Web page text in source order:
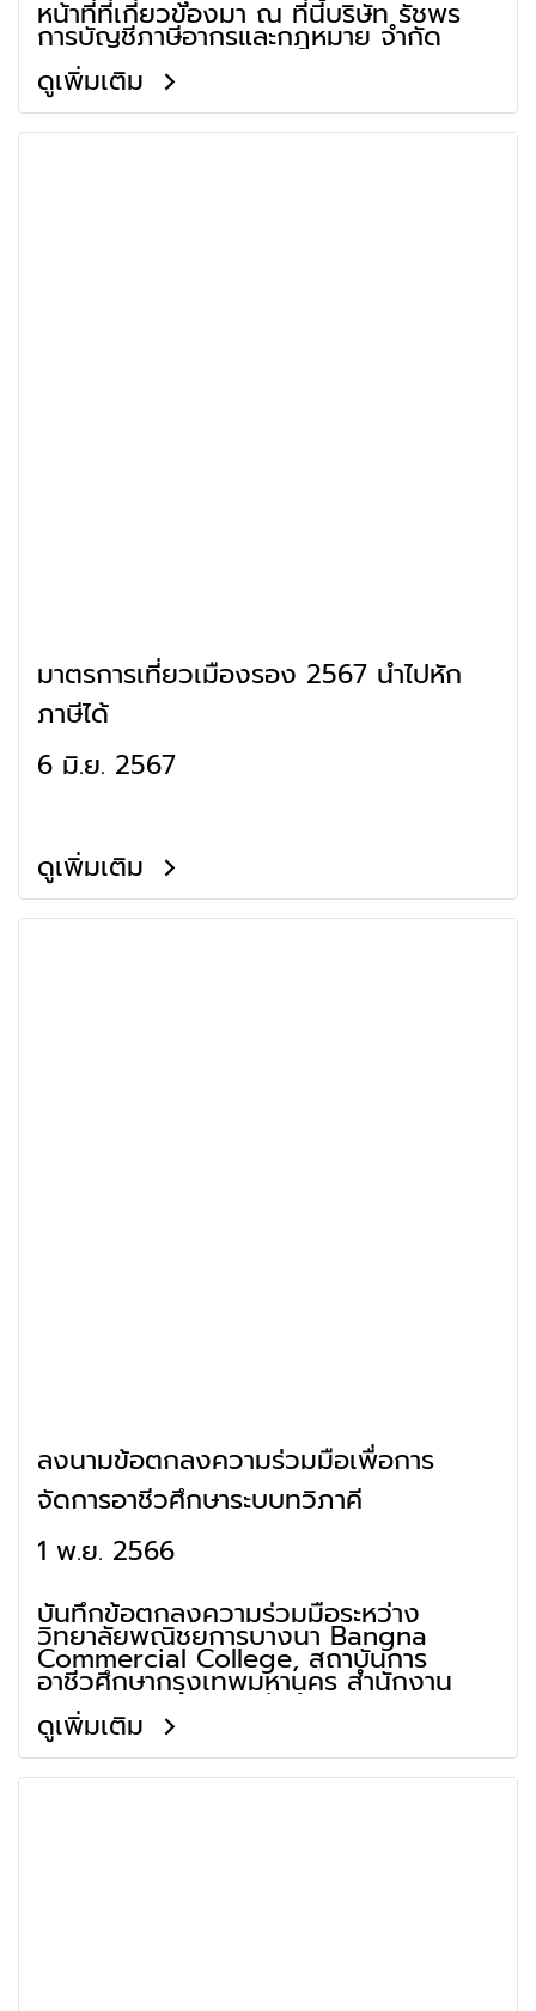
หน้าที่ที่เกี่ยวข้องมา ณ ที่นี้บริษัท รัชพร
การบัญชีภาษีอากรและกฎหมาย จำกัด
ดูเพิ่มเติม
มาตรการเที่ยวเมืองรอง 2567 นำไปหัก
ภาษีได้
6 มิ.ย. 2567
ดูเพิ่มเติม
ลงนามข้อตกลงความร่วมมือเพื่อการ
จัดการอาชีวศึกษาระบบทวิภาคี
1 พ.ย. 2566
บันทึกข้อตกลงความร่วมมือระหว่าง
วิทยาลัยพณิชยการบางนา Bangna
Commercial College, สถาบันการ
อาชีวศึกษากรุงเทพมหานคร สำนักงาน
คณะกรรมการการอาชีวศึกษา
ดูเพิ่มเติม